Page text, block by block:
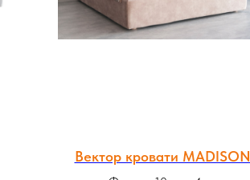
Вектор кровати MADISON